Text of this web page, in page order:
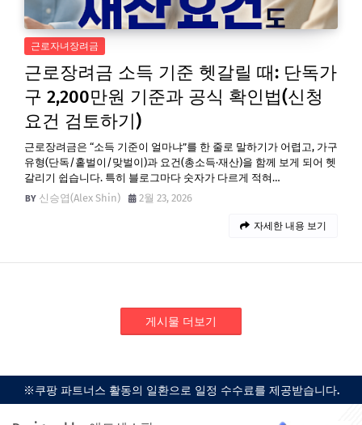
근로자녀장려금
근로장려금 소득 기준 헷갈릴 때: 단독가
구 2,200만원 기준과 공식 확인법(신청
요건 검토하기)
근로장려금은 “소득 기준이 얼마냐”를 한 줄로 말하기가 어렵고, 가구
유형(단독/홑벌이/맞벌이)과 요건(총소득·재산)을 함께 보게 되어 헷
갈리기 쉽습니다. 특히 블로그마다 숫자가 다르게 적혀…
신승엽(Alex Shin)
2월 23, 2026
자세한 내용 보기
게시물 더보기
※쿠팡 파트너스 활동의 일환으로 일정 수수료를 제공받습니다.